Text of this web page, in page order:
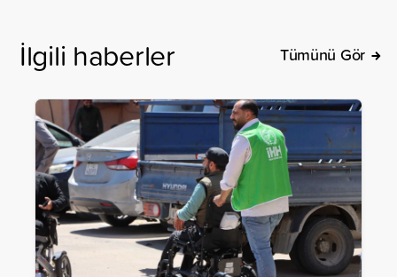
İlgili haberler Tümünü Gör